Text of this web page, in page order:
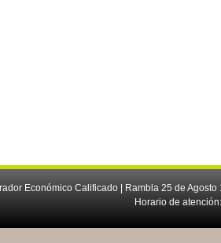
Económico Calificado | Rambla 25 de
Horario de